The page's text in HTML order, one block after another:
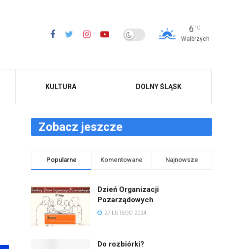
6 °C
Wałbrzych
KULTURA DOLNY ŚLĄSK
Zobacz jeszcze
Popularne Komentowane Najnowsze
Dzień Organizacji
Pozarządowych
27 LUTEGO 2024
Do rozbiórki?